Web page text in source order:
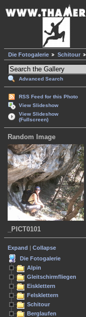
Die Fotogalerie Schitour
Advanced Search
RSS Feed for this Photo
View Slideshow
View Slideshow
(Fullscreen)
Random Image
_PICT0101
Expand
Collapse
Die Fotogalerie
Alpin
Gleitschirmfliegen
Eisklettern
Felsklettern
Schitour
Berglaufen